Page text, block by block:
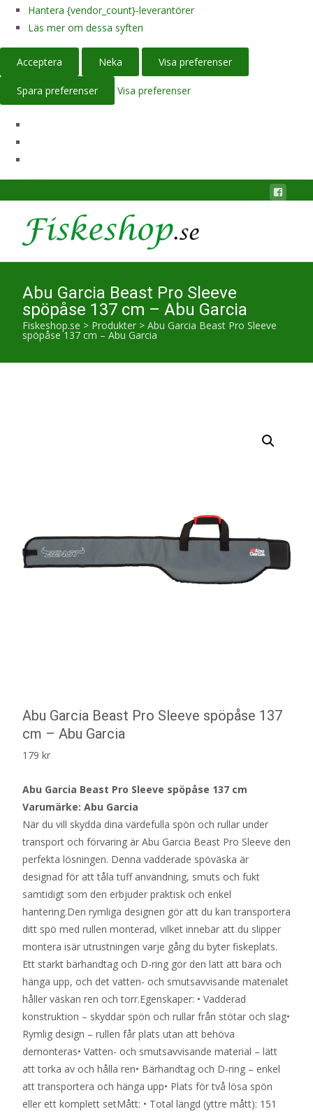
Hantera {vendor_count}-leverantörer
Läs mer om dessa syften
Acceptera Neka Visa preferenser
Spara preferenser Visa preferenser
Abu Garcia Beast Pro Sleeve
spöpåse 137 cm – Abu Garcia
Fiskeshop.se > Produkter > Abu Garcia Beast Pro Sleeve
spöpåse 137 cm – Abu Garcia
Abu Garcia Beast Pro Sleeve spöpåse 137
cm – Abu Garcia
179 kr
Abu Garcia Beast Pro Sleeve spöpåse 137 cm
Varumärke: Abu Garcia
När du vill skydda dina värdefulla spön och rullar under
transport och förvaring är Abu Garcia Beast Pro Sleeve den
perfekta lösningen. Denna vadderade spöväska är
designad för att tåla tuff användning, smuts och fukt
samtidigt som den erbjuder praktisk och enkel
hantering.Den rymliga designen gör att du kan transportera
ditt spö med rullen monterad, vilket innebär att du slipper
montera isär utrustningen varje gång du byter fiskeplats.
Ett starkt bärhandtag och D-ring gör den lätt att bära och
hänga upp, och det vatten- och smutsavvisande materialet
håller väskan ren och torr.Egenskaper: • Vadderad
konstruktion – skyddar spön och rullar från stötar och slag•
Rymlig design – rullen får plats utan att behöva
demonteras• Vatten- och smutsavvisande material – lätt
att torka av och hålla ren• Bärhandtag och D-ring – enkel
att transportera och hänga upp• Plats för två lösa spön
eller ett komplett setMått: • Total längd (yttre mått): 151